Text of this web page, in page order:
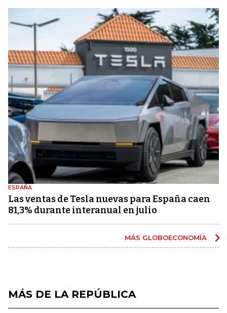
ESPAÑA
Las ventas de Tesla nuevas para España caen
81,3% durante interanual en julio
MÁS GLOBOECONOMÍA
MÁS DE LA REPÚBLICA